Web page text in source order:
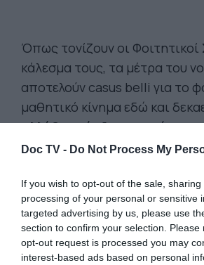
Doc TV - Do Not Process My
If you wish to opt-out of the sale,
processing of your personal or sensitive
targeted advertising by us, please use
section to confirm your selection.
opt-out request is processed you may
interest-based ads based on personal
Όπως τονίζουν οι Φοιτητικοί
κάλεσμα τους, τα μέτρα του
αποτελούν casus belli για το
μαθητικό κίνημα εδώ και
αλλάξουν άρδην τον χάρτη
εκπαίδευσηςστην
σε εφαρμογή όλα τα
η οποία δε φέρει
κομμάτι της εκπαιδευτικής